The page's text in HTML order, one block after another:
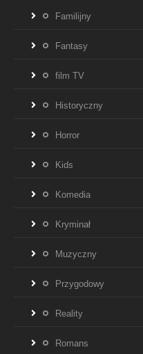
Familijny
Fantasy
film TV
Historyczny
Horror
Kids
Komedia
Kryminał
Muzyczny
Przygodowy
Reality
Romans